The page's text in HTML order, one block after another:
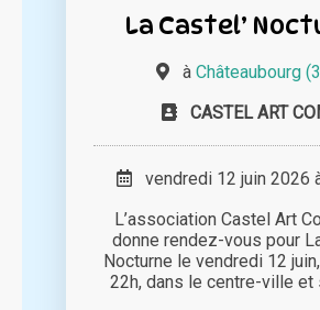
La Castel’
à Châteaubourg
CASTEL ART
vendredi 12 juin 2026
L’association Castel Art
donne rendez-vous pour
Nocturne le vendredi 12
22h, dans le centre-ville et